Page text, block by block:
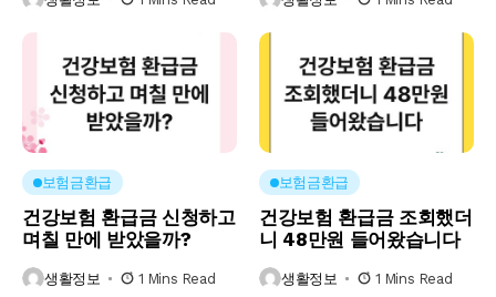
보험금환급
건강보험 환급금 신청하고
며칠 만에 받았을까?
생활정보 1 Mins Read
보험금환급
건강보험 환급금 조회했더
니 48만원 들어왔습니다
생활정보 1 Mins Read